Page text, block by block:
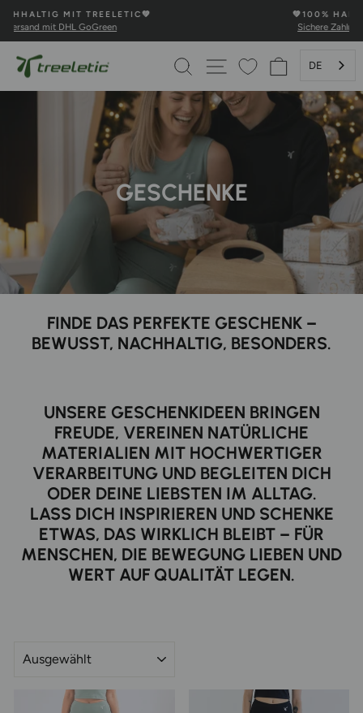
zum
Inhalt
💚100% HAPPINESS GARANTIE💚
Sichere Zahlung und schnelle Lieferung
SUCHE SEITENNAVIGATION
DE
GESCHENKE
FINDE DAS PERFEKTE GESCHENK –
BEWUSST, NACHHALTIG, BESONDERS.
UNSERE GESCHENKIDEEN BRINGEN
FREUDE, VEREINEN NATÜRLICHE
MATERIALIEN MIT HOCHWERTIGER
VERARBEITUNG UND BEGLEITEN DICH
ODER DEINE LIEBSTEN IM ALLTAG.
LASS DICH INSPIRIEREN UND SCHENKE
ETWAS, DAS WIRKLICH BLEIBT – FÜR
MENSCHEN, DIE BEWEGUNG LIEBEN UND
WERT AUF QUALITÄT LEGEN.